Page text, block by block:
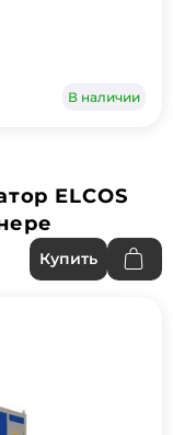
В наличии
ELCOS
Купить